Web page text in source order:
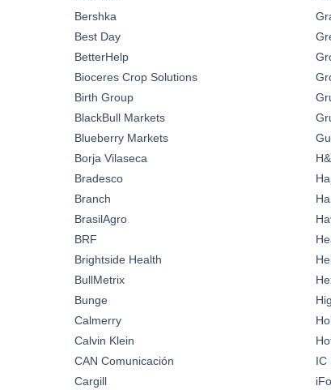
Bershka
Best Day
BetterHelp
Bioceres Crop Solutions
Birth Group
BlackBull Markets
Blueberry Markets
Borja Vilaseca
Bradesco
Branch
BrasilAgro
BRF
Brightside Health
BullMetrix
Bunge
Calmerry
Calvin Klein
CAN Comunicación
Cargill
IC